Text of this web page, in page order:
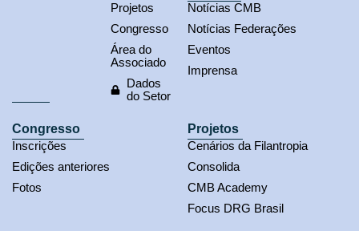
Projetos
Congresso
Área do
Associado
Dados
do Setor
Notícias CMB
Notícias Federações
Eventos
Imprensa
Congresso
Inscrições
Edições anteriores
Fotos
Projetos
Cenários da Filantropia
Consolida
CMB Academy
Focus DRG Brasil